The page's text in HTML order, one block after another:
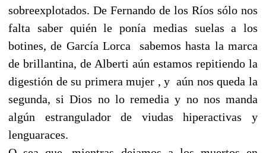
sobreexplotados. De Fernando de los Ríos sólo nos
falta saber quién le ponía medias suelas a los
botines, de García Lorca sabemos hasta la marca
de brillantina, de Alberti aún estamos repitiendo la
digestión de su primera mujer , y aún nos queda la
segunda, si Dios no lo remedia y no nos manda
algún estrangulador de viudas hiperactivas y
lenguaraces.